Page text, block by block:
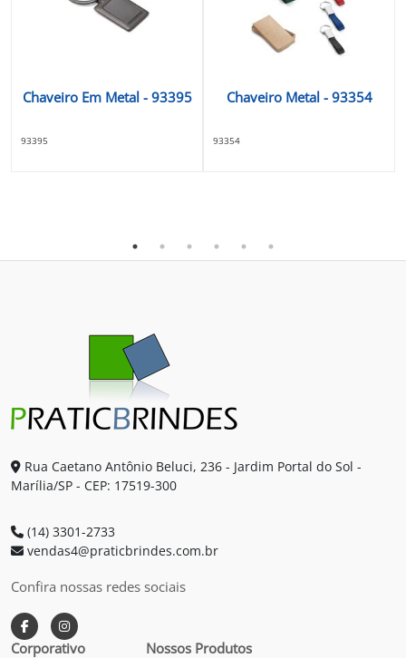
Chaveiro Em Metal - 93395
93395
Chaveiro Metal - 93354
93354
Rua Caetano Antônio Beluci, 236 - Jardim Portal do Sol -
Marília/SP - CEP: 17519-300
(14) 3301-2733
vendas4@praticbrindes.com.br
Confira nossas redes sociais
Corporativo Nossos Produtos